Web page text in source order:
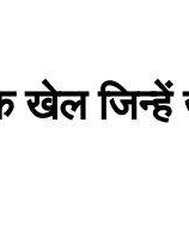
खेल